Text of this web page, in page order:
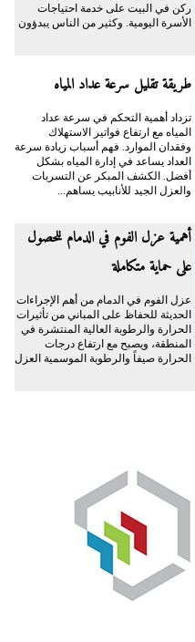
ركن في البيت على خدمة احتياجات
الأسرة اليومية. وكثير من الناس يبدؤون
طريقة تقليل سرعة عداد المياه
تزداد أهمية التحكم في سرعة عداد
المياه مع ارتفاع فواتير الاستهلاك
وفقدان الموارد. فهم أسباب زيادة سرعة
العداد يساعد في إدارة المياه بشكل
أفضل. الكشف المبكر عن التسربات
والعزل الجيد للأنابيب يساهم...
أهمية عزل الفوم في الدمام للحصول
على حماية متكاملة
عزل الفوم في الدمام من أهم الإجراءات
الحديثة للحفاظ على المباني من تأثيرات
الحرارة والرطوبة العالية المنتشرة في
المنطقة، ويصبح مع ارتفاع درجات
الحرارة صيفاً والرطوبة الموسمية العزل